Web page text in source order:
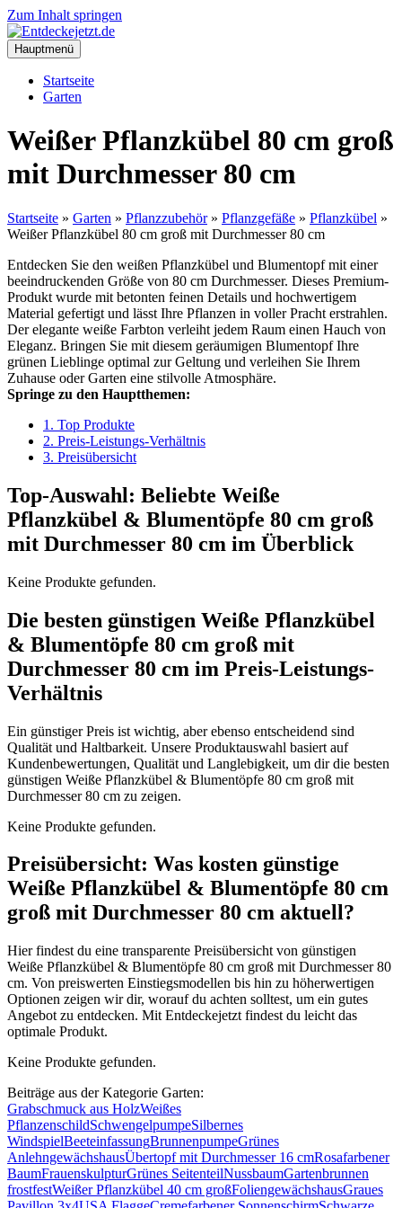
Zum Inhalt springen
Hauptmenü
Startseite
Garten
Weißer Pflanzkübel 80 cm groß
mit Durchmesser 80 cm
Startseite » Garten » Pflanzzubehör» Pflanzgefäße » Pflanzkübel »
Weißer Pflanzkübel 80 cm groß mit Durchmesser 80 cm
Entdecken Sie den weißen Pflanzkübel und Blumentopf mit einer
beeindruckenden Größe von 80 cm Durchmesser. Dieses Premium-
Produkt wurde mit betonten feinen Details und hochwertigem
Material gefertigt und lässt Ihre Pflanzen in voller Pracht erstrahlen.
Der elegante weiße Farbton verleiht jedem Raum einen Hauch von
Eleganz. Bringen Sie mit diesem geräumigen Blumentopf Ihre
grünen Lieblinge optimal zur Geltung und verleihen Sie Ihrem
Zuhause oder Garten eine stilvolle Atmosphäre.
Springe zu den Hauptthemen:
1. Top Produkte
2. Preis-Leistungs-Verhältnis
3. Preisübersicht
Top-Auswahl: Beliebte Weiße
Pflanzkübel & Blumentöpfe 80 cm groß
mit Durchmesser 80 cm im Überblick
Keine Produkte gefunden.
Die besten günstigen Weiße Pflanzkübel
& Blumentöpfe 80 cm groß mit
Durchmesser 80 cm im Preis-Leistungs-
Verhältnis
Ein günstiger Preis ist wichtig, aber ebenso entscheidend sind
Qualität und Haltbarkeit. Unsere Produktauswahl basiert auf
Kundenbewertungen, Qualität und Langlebigkeit, um dir die besten
günstigen Weiße Pflanzkübel & Blumentöpfe 80 cm groß mit
Durchmesser 80 cm zu zeigen.
Keine Produkte gefunden.
Preisübersicht: Was kosten günstige
Weiße Pflanzkübel & Blumentöpfe 80 cm
groß mit Durchmesser 80 cm aktuell?
Hier findest du eine transparente Preisübersicht von günstigen
Weiße Pflanzkübel & Blumentöpfe 80 cm groß mit Durchmesser 80
cm. Von preiswerten Einstiegsmodellen bis hin zu höherwertigen
Optionen zeigen wir dir, worauf du achten solltest, um ein gutes
Angebot zu entdecken. Mit Entdeckejetzt findest du leicht das
optimale Produkt.
Keine Produkte gefunden.
Beiträge aus der Kategorie Garten:
Grabschmuck aus HolzWeißes
PflanzenschildSchwengelpumpeSilbernes
WindspielBeeteinfassungBrunnenpumpeGrünes
AnlehngewächshausÜbertopf mit Durchmesser 16 cmRosafarbener
BaumFrauenskulpturGrünes SeitenteilNussbaumGartenbrunnen
frostfestWeißer Pflanzkübel 40 cm großFoliengewächshausGraues